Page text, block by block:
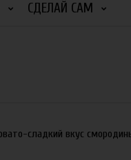
СДЕЛАЙ САМ
сладкий вкус